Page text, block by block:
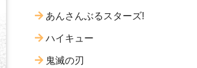
あんさんぶるスターズ!
ハイキュー
鬼滅の刃